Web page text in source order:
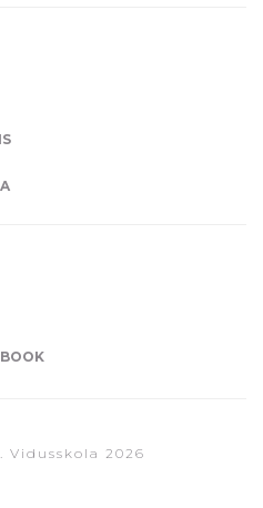
Vidusskola 2026